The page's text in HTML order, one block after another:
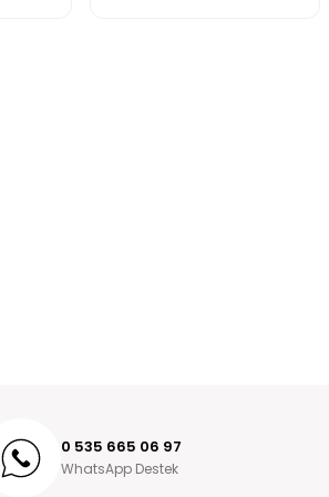
0 535 665 06 97
WhatsApp Destek